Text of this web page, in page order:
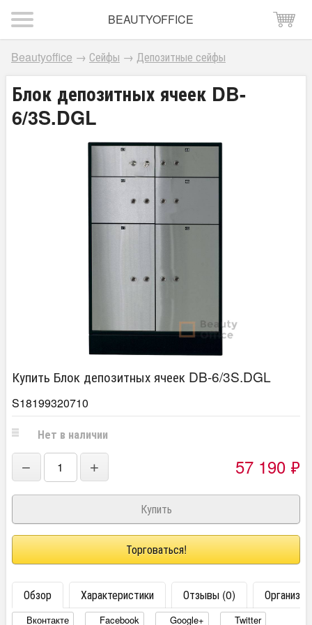
BEAUTYOFFICE
Beautyoffice → Сейфы → Депозитные сейфы
Блок депозитных ячеек DB-
6/3S.DGL
Купить Блок депозитных ячеек DB-6/3S.DGL
S18199320710
Нет в наличии
− + 57 190 ₽
Торговаться!
Обзор Характеристики Отзывы (0)
Вконтакте Facebook Google+ Twitter